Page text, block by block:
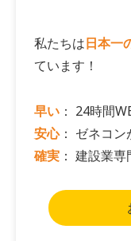
私たちは日本一
ています！
早い： 24時間
安心： ゼネコン
確実： 建設業専